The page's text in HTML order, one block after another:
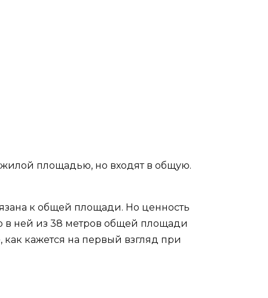
площадью, но входят в общую.
к общей площади. Но ценность
в ней из 38 метров общей площади
как кажется на первый взгляд при